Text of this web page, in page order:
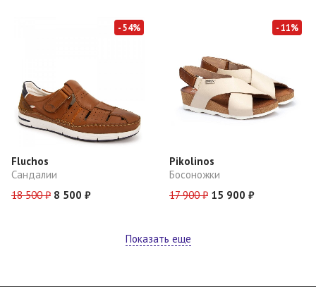
- 54%
Fluchos
Сандалии
18 500 ₽ 8 500 ₽
- 11%
Pikolinos
Босоножки
17 900 ₽ 15 900 ₽
Показать еще